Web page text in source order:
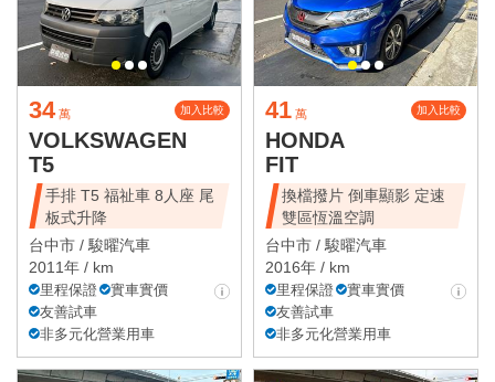
34 萬 加入比較
VOLKSWAGEN
T5
手排 T5 福祉車 8人座 尾
板式升降
台中市 / 駿曜汽車
2011年 / km
里程保證
實車實價
友善試車
非多元化營業用車
41 萬 加入比較
HONDA
FIT
換檔撥片 倒車顯影 定速
雙區恆溫空調
台中市 / 駿曜汽車
2016年 / km
里程保證
實車實價
友善試車
非多元化營業用車